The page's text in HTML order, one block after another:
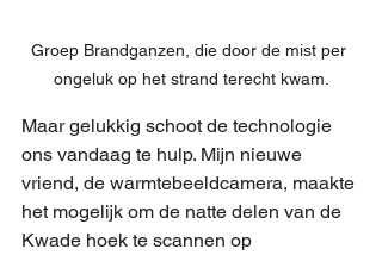
Groep Brandganzen, die door de mist per
ongeluk op het strand terecht kwam.
Maar gelukkig schoot de technologie
ons vandaag te hulp. Mijn nieuwe
vriend, de warmtebeeldcamera, maakte
het mogelijk om de natte delen van de
Kwade hoek te scannen op